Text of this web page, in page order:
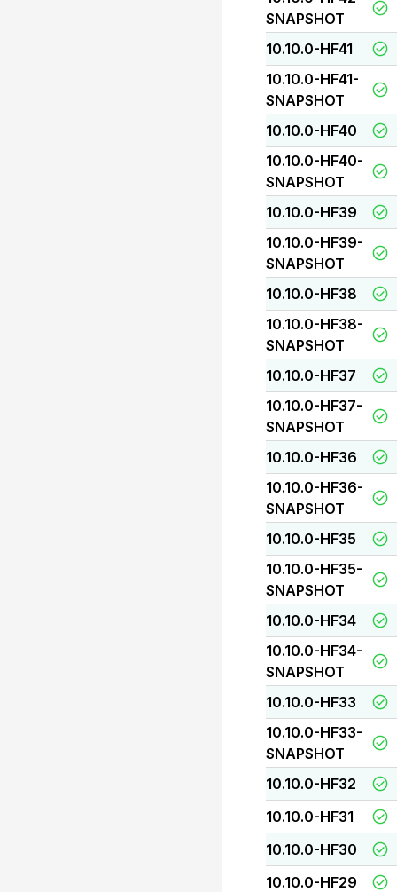
SNAPSHOT
10.10.0-HF41
10.10.0-HF41-
SNAPSHOT
10.10.0-HF40
10.10.0-HF40-
SNAPSHOT
10.10.0-HF39
10.10.0-HF39-
SNAPSHOT
10.10.0-HF38
10.10.0-HF38-
SNAPSHOT
10.10.0-HF37
10.10.0-HF37-
SNAPSHOT
10.10.0-HF36
10.10.0-HF36-
SNAPSHOT
10.10.0-HF35
10.10.0-HF35-
SNAPSHOT
10.10.0-HF34
10.10.0-HF34-
SNAPSHOT
10.10.0-HF33
10.10.0-HF33-
SNAPSHOT
10.10.0-HF32
10.10.0-HF31
10.10.0-HF30
10.10.0-HF29